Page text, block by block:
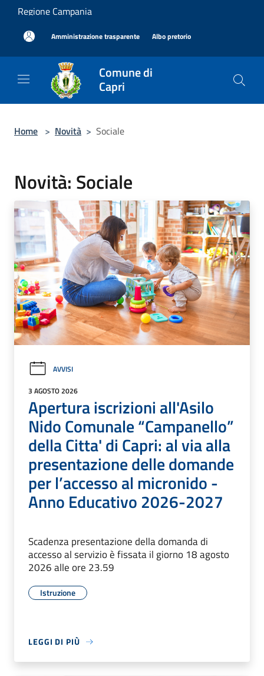
Salta al contenuto principale
Regione Campania
Amministrazione trasparente Albo pretorio
Comune di
Capri
Home > Novità > Sociale
Novità: Sociale
AVVISI
3 AGOSTO 2026
Apertura iscrizioni all'Asilo
Nido Comunale “Campanello”
della Citta' di Capri: al via alla
presentazione delle domande
per l’accesso al micronido -
Anno Educativo 2026-2027
Scadenza presentazione della domanda di
accesso al servizio è fissata il giorno 18 agosto
2026 alle ore 23.59
Istruzione
LEGGI DI PIÙ